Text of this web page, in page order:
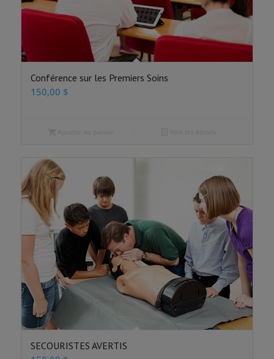
Conférence sur les Premiers Soins
150,00 $
SECOURISTES AVERTIS